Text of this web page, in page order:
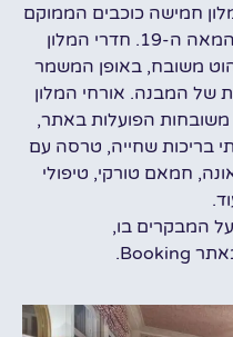
חמישה כוכבים הממוקם
בתוך ארמון עות'מני מדהים מהמאה ה-19. חדרי המלון
משובח, באופן המשמר
של המבנה. אורחי המלון
משובחות הפועלות באתר,
בריכות שחייה, טרסה עם
חמאם טורקי, טיפולי
המבקרים בו,